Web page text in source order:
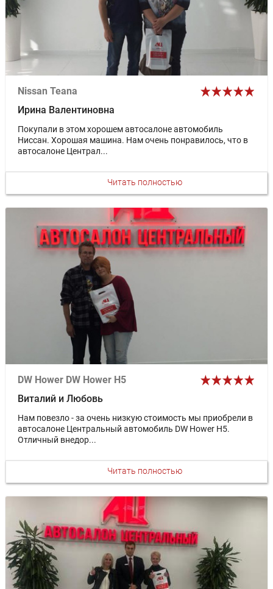
Nissan Teana
Ирина Валентиновна
Покупали в этом хорошем автосалоне автомобиль
Ниссан. Хорошая машина. Нам очень понравилось, что в
автосалоне Централ...
Читать полностью
DW Hower DW Hower H5
Виталий и Любовь
Нам повезло - за очень низкую стоимость мы приобрели в
автосалоне Центральный автомобиль DW Hower H5.
Отличный внедор...
Читать полностью